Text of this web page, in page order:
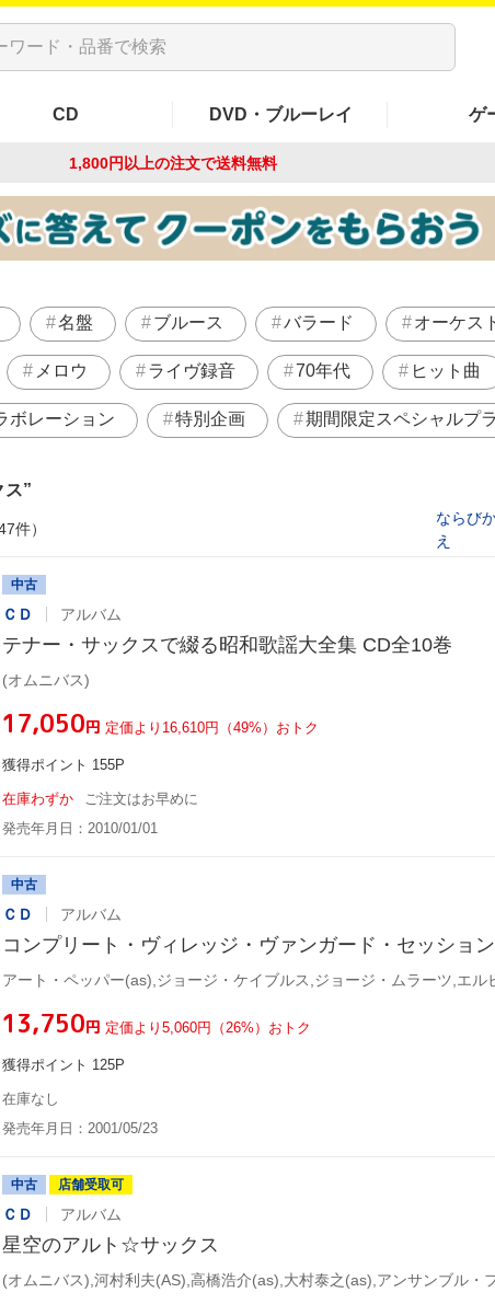
CD DVD・ブルーレイ ゲ
1,800円以上の注文で送料無料
名盤 ブルース バラード オーケス
メロウ ライヴ録音 70年代 ヒット曲
ボレーション 特別企画 期間限定スペシャルプ
ス
件）
ならび
え
中古
ＣＤ アルバム
テナー・サックスで綴る昭和歌謡大全集 CD全10巻
(オムニバス)
¥17,050円 定価より16,610円（49%）おトク
獲得ポイント 155P
在庫わずか
ご注文はお早めに
発売年月日：2010/01/01
中古
ＣＤ アルバム
コンプリート・ヴィレッジ・ヴァンガード・セッショ
¥13,750円 定価より5,060円（26%）おトク
獲得ポイント 125P
在庫なし
発売年月日：2001/05/23
中古 店舗受取可
ＣＤ アルバム
星空のアルト☆サックス